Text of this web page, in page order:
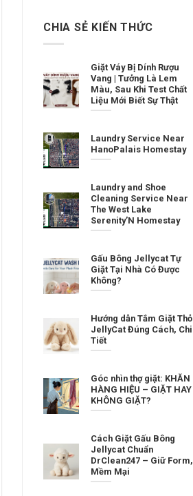
CHIA SẺ KIẾN THỨC
Giặt Váy Bị Dính Rượu
Vang | Tưởng Là Lem
Màu, Sau Khi Test Chất
Liệu Mới Biết Sự Thật
Laundry Service Near
HanoPalais Homestay
Laundry and Shoe
Cleaning Service Near
The West Lake
Serenity’N Homestay
Gấu Bông Jellycat Tự
Giặt Tại Nhà Có Được
Không?
Hướng dẫn Tắm Giặt Thỏ
JellyCat Đúng Cách, Chi
Tiết
Góc nhìn thợ giặt: KHĂN
HÀNG HIỆU – GIẶT HAY
KHÔNG GIẶT?
Cách Giặt Gấu Bông
Jellycat Chuẩn
DrClean247 – Giữ Form,
Mềm Mại